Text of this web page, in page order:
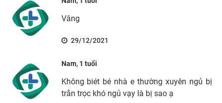
Vâng
29/12/2021
Nam, 1 tuổi
Không biét bé nhà e thường xuyên ngủ bị
trằn trọc khó ngủ vạy là bị sao ạ